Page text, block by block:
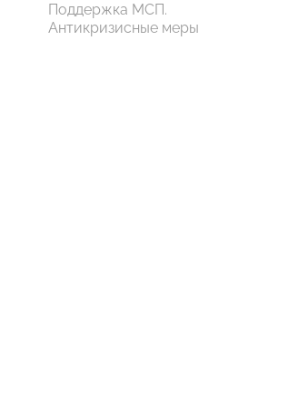
Поддержка МСП.
Антикризисные меры